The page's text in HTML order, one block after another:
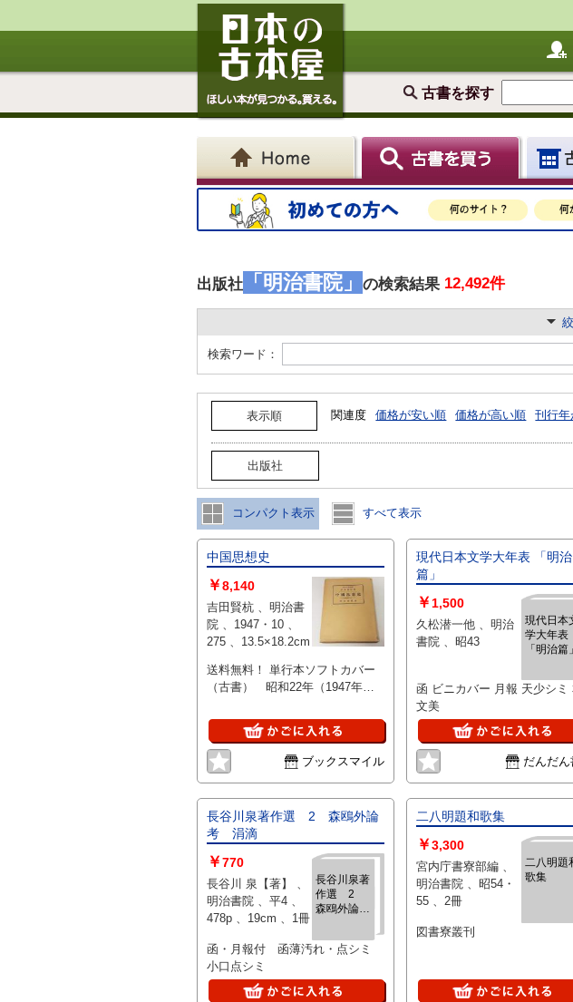
古書を探す
出版社 「明治書院」 の検索結果 12,492件
検索ワード：
表示順 関連度 価格が安い順 価格が高い順 刊行
出版社
コンパクト表示 すべて表示
中国思想史
￥8,140
吉田賢杭 、明治書
院 、1947・10 、
275 、13.5×18.2cm
送料無料！ 単行本ソフトカバー
（古書） 昭和22年（1947年）
の状態：全体的にヤケ、目立つ破
損は特になし
ブックスマイル
現代日本文学大年表 「明治
篇」
現代日本
学大年表
「明治篇」
￥ 1,500
久松潜一他 、明治
書院 、昭43
函 ビニカバー 月報 天少シミ
文美
だんだん
長谷川泉著作選 2 森鴎外論
考 涓滴
長谷川泉著
作選 2
森鴎外論
￥770
長谷川 泉【著】 、
明治書院 、平4 、
478p 、19cm 、1冊
函・月報付 函薄汚れ・点シミ
小口点シミ
二八明題和歌集
二八明題
歌集
￥3,300
宮内庁書寮部編 、
明治書院 、昭54・
55 、2冊
図書寮叢刊